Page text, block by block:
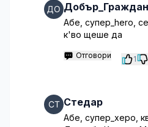
Добър_Граждан
Абе, супер_hero,
к'во щеше да
Отговори 1
Стедар
Абе, супер_херо,